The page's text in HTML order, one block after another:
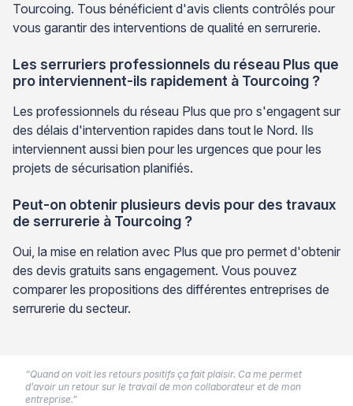
Tourcoing. Tous bénéficient d'avis clients contrôlés pour
vous garantir des interventions de qualité en serrurerie.
Les serruriers professionnels du réseau Plus que
pro interviennent-ils rapidement à Tourcoing ?
Les professionnels du réseau Plus que pro s'engagent sur
des délais d'intervention rapides dans tout le Nord. Ils
interviennent aussi bien pour les urgences que pour les
projets de sécurisation planifiés.
Peut-on obtenir plusieurs devis pour des travaux
de serrurerie à Tourcoing ?
Oui, la mise en relation avec Plus que pro permet d'obtenir
des devis gratuits sans engagement. Vous pouvez
comparer les propositions des différentes entreprises de
serrurerie du secteur.
“Quand on voit les retours positifs ça fait plaisir. Ca me permet
d’avoir un retour sur le travail de mon collaborateur et de mon
entreprise.”